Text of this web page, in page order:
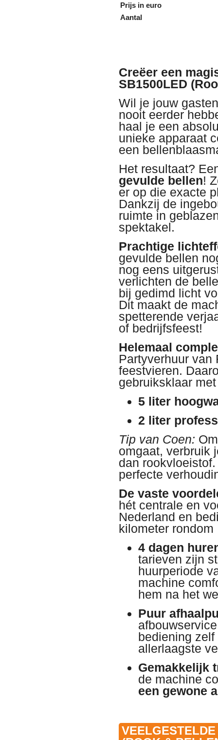
Prijs in euro
Aantal
Creëer een
SB1500LED
Wil je jouw
nooit eerder
haal je een
unieke apparaat
een
Het resultaat?
gevulde bellen!
er op die exacte
Dankzij de
ruimte in
spektakel.
Prachtige
gevulde bellen
nog eens
verlichten de
bij gedimd licht
Dit maakt de
spetterende
of bedrijfsfeest!
Helemaal
Partyverhuur van
feestvieren.
gebruiksklaar
5 liter
2 liter
Tip van Coen:
omgaat, verbruik
dan
perfecte
De vaste
hét centrale en
Nederland en
kilometer
4 dagen
tarieven zijn
huurperiode
machine
hem na het
Puur
bediening
allerlaagste
Gemakkelijk
de machine
een gewone